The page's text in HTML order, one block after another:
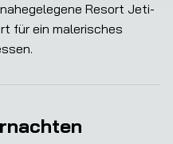
Resort Jeti-
für ein malerisches